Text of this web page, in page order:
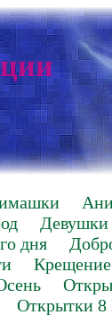
Девушки
дня
Крещение
Открытки 8